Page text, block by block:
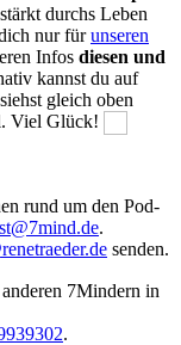
durchs Leben
nur fürunseren
Infos diesen und
kannst du auf
gleich oben
Viel Glück!
rund um den Pod­
.
senden.
7Mindern in
.